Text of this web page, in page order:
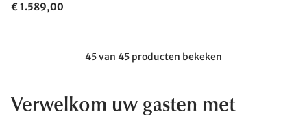
€ 1.589,00
45 van 45 producten bekeken
Verwelkom uw gasten met